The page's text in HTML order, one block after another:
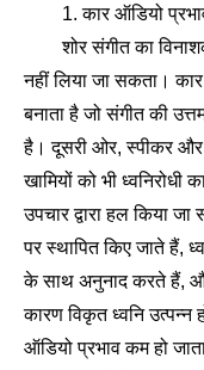
1. कार ऑडियो
शोर संगीत का
नहीं लिया जा सकता।
बनाता है जो संगीत की
है। दूसरी ओर, स्पीकर और
खामियों को भी ध्वनिरोधी
उपचार द्वारा हल किया
पर स्थापित किए जाते हैं,
के साथ अनुनाद करते हैं,
कारण विकृत ध्वनि उत्पन्न
ऑडियो प्रभाव कम हो